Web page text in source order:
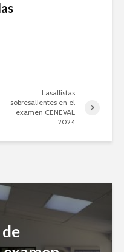
Lasallistas
sobresalientes en el
examen CENEVAL
2024